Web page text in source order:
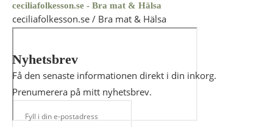
ceciliafolkesson.se - Bra mat & Hälsa
ceciliafolkesson.se / Bra mat & Hälsa
Nyhetsbrev
Få den senaste informationen direkt i din inkorg.
Prenumerera på mitt nyhetsbrev.